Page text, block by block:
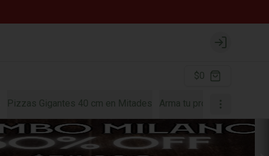
Login
$0
Pizzas Gigantes 40 cm en Mitades Arma tu propia pizza